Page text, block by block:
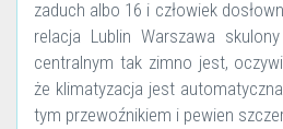
zaduch albo 16 i człowiek
relacja Lublin Warszawa
centralnym tak zimno jest,
że klimatyzacja jest
tym przewoźnikiem i pewien